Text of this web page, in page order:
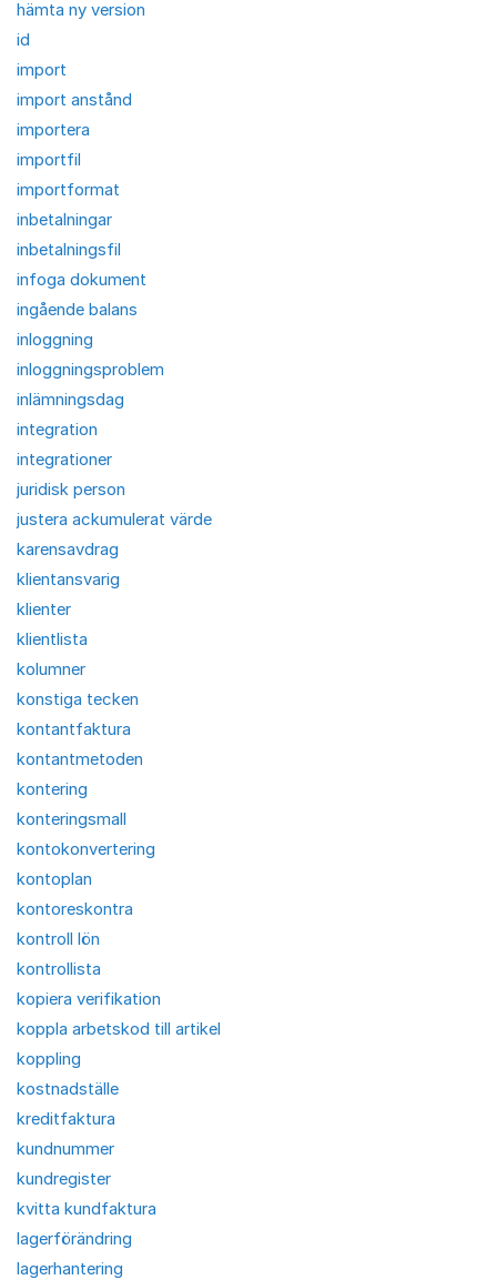
hämta ny version
id
import
import anstånd
importera
importfil
importformat
inbetalningar
inbetalningsfil
infoga dokument
ingående balans
inloggning
inloggningsproblem
inlämningsdag
integration
integrationer
juridisk person
justera ackumulerat värde
karensavdrag
klientansvarig
klienter
klientlista
kolumner
konstiga tecken
kontantfaktura
kontantmetoden
kontering
konteringsmall
kontokonvertering
kontoplan
kontoreskontra
kontroll lön
kontrollista
kopiera verifikation
koppla arbetskod till artikel
koppling
kostnadställe
kreditfaktura
kundnummer
kundregister
kvitta kundfaktura
lagerförändring
lagerhantering